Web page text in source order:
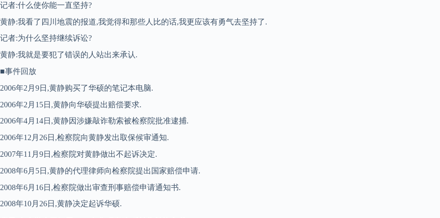
记者:什么使你能一直坚持?
黄静:我看了四川地震的报道,我觉得和那些人比的话,我更应该有勇气去坚持了.
记者:为什么坚持继续诉讼?
黄静:我就是要犯了错误的人站出来承认.
■事件回放
2006年2月9日,黄静购买了华硕的笔记本电脑.
2006年2月15日,黄静向华硕提出赔偿要求.
2006年4月14日,黄静因涉嫌敲诈勒索被检察院批准逮捕.
2006年12月26日,检察院向黄静发出取保候审通知.
2007年11月9日,检察院对黄静做出不起诉决定.
2008年6月5日,黄静的代理律师向检察院提出国家赔偿申请.
2008年6月16日,检察院做出审查刑事赔偿申请通知书.
2008年10月26日,黄静决定起诉华硕.